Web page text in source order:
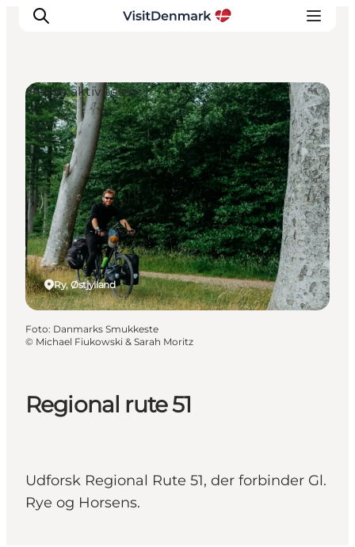
Inspiration
Destinationer
Oplevelser
Overnatning
Planlæg ferien
Regional rute 51
Udforsk Regional Rute 51, der forbinder Gl.
Rye og Horsens.
Ry, Østjylland
Øvrige aktiviteter
Foto: Danmarks Smukkeste
© Michael Fiukowski & Sarah Moritz